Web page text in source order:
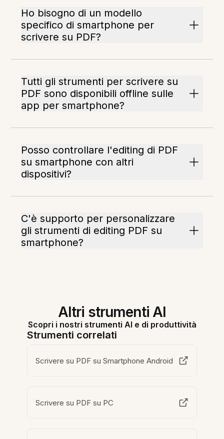
Ho bisogno di un modello
specifico di smartphone per
scrivere su PDF?
Tutti gli strumenti per scrivere su
PDF sono disponibili offline sulle
app per smartphone?
Posso controllare l'editing di PDF
su smartphone con altri
dispositivi?
C'è supporto per personalizzare
gli strumenti di editing PDF su
smartphone?
Altri strumenti AI
Scopri i nostri strumenti AI e di produttività
Strumenti correlati
Scrivere su PDF su Smartphone Android
Scrivere su PDF su PC